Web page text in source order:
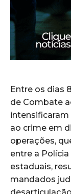
Entre os dias
de Combate
ao crime em
operações,
entre a
estaduais,
mandados